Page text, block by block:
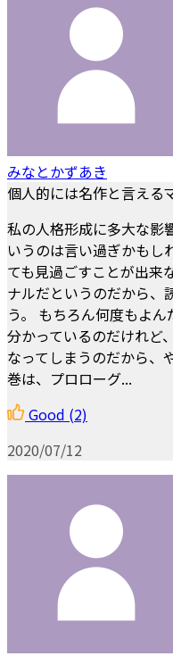
みなとかずあき
個人的には名作と言える
私の人格形成に多大な影
いうのは言い過ぎかもし
ても見過ごすことが出来
ナルだというのだから、
う。 もちろん何度もよ
分かっているのだけれど
なってしまうのだから、
巻は、プロローグ...
Good (2)
2020/07/12